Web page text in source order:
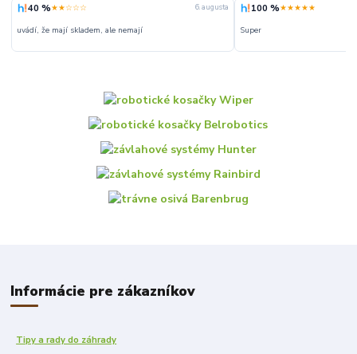
40 %★★☆☆☆ 6. augusta
uvádí, že mají skladem, ale nemají
100 %★★★★★
Super
Informácie pre zákazníkov
Tipy a rady do záhrady